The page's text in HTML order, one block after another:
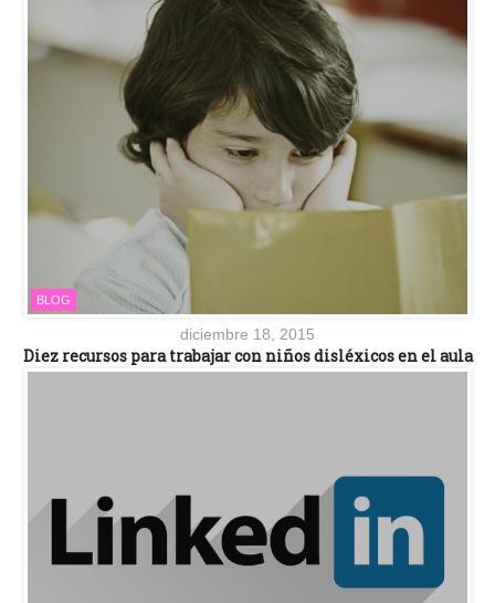
BLOG
diciembre 18, 2015
Diez recursos para trabajar con niños disléxicos en el aula